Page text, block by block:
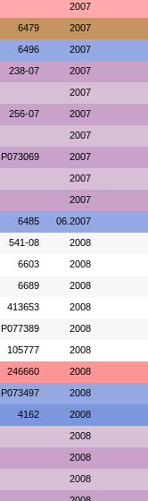
2007
6479 2007
6496 2007
238-07 2007
2007
256-07 2007
2007
P073069 2007
2007
2007
6485 06.2007
541-08 2008
6603 2008
6689 2008
413653 2008
P077389 2008
105777 2008
246660 2008
P073497 2008
4162 2008
2008
2008
2008